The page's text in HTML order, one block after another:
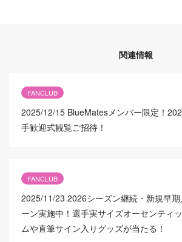
関連情報
FANCLUB
2025/12/15 BlueMatesメンバー限定！
手歓迎式観覧ご招待！
FANCLUB
2025/11/23 2026シーズン継続・新規早
ーン実施中！選手実サイズオーセンティ
ムや直筆サイン入りグッズが当たる！